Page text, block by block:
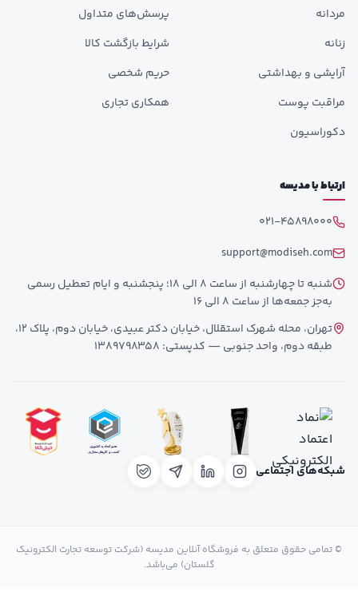
مردانه
زنانه
آرایشی و بهداشتی
مراقبت پوست
دکوراسیون
پرسش‌های متداول
شرایط بازگشت کالا
حریم شخصی
همکاری تجاری
ارتباط با مدیسه
021-45898000
support@modiseh.com
شنبه تا چهارشنبه از ساعت 8 الی 18؛ پنجشنبه و ایام تعطیل رسمی
به‌جز جمعه‌ها از ساعت 8 الی 16
تهران، محله شهرک استقلال، خیابان دکتر عبیدی، خیابان دوم، پلاک 12،
طبقه دوم، واحد جنوبی — کدپستی: 1389798358
شبکه‌های اجتماعی
© تمامی حقوق متعلق به فروشگاه آنلاین مدیسه (شرکت توسعه تجارت الکترونیک
گلستان) می‌باشد.